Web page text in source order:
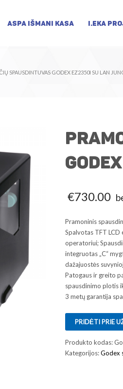
ASPA IŠMANI KASA I.EKA
SPAUSDINTUVAS GODEX EZ2350I SU LAN
€730.00
Pramoninis
Spalvotas TFT
operatoriui;
integruotas „C“
dažajuostės
Patogaus ir greito
spausdinimo plotis
3 metų garantija
PRIDĖTI PRIE
Produkto kodas:
Kategorijos:Godex